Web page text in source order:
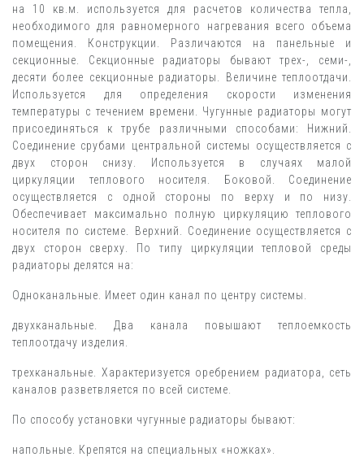
на 10 кв.м. используется для расчетов количества тепла,
необходимого для равномерного нагревания всего объема
помещения. Конструкции. Различаются на панельные и
секционные. Секционные радиаторы бывают трех-, семи-,
десяти более секционные радиаторы. Величине теплоотдачи.
Используется для определения скорости изменения
температуры с течением времени. Чугунные радиаторы могут
присоединяться к трубе различными способами: Нижний.
Соединение срубами центральной системы осуществляется с
двух сторон снизу. Используется в случаях малой
циркуляции теплового носителя. Боковой. Соединение
осуществляется с одной стороны по верху и по низу.
Обеспечивает максимально полную циркуляцию теплового
носителя по системе. Верхний. Соединение осуществляется с
двух сторон сверху. По типу циркуляции тепловой среды
радиаторы делятся на:
Одноканальные. Имеет один канал по центру системы.
двухканальные. Два канала повышают теплоемкость
теплоотдачу изделия.
трехканальные. Характеризуется оребрением радиатора, сеть
каналов разветвляется по всей системе.
По способу установки чугунные радиаторы бывают:
напольные. Крепятся на специальных «ножках».